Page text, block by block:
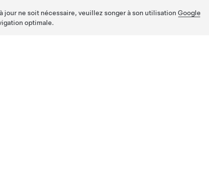
ne soit nécessaire, veuillez songer à son utilisation Google
optimale.